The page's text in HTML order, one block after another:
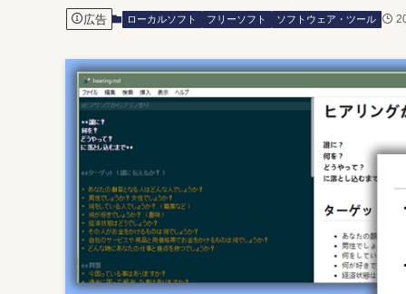
広告 ローカルソフト フリーソフト ソフトウェア・ツール